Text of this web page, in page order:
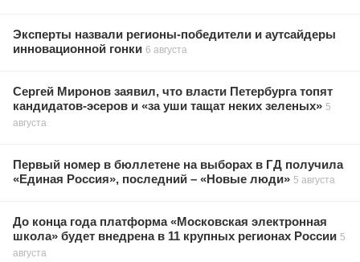
Эксперты назвали регионы-победители и аутсайдеры
инновационной гонки 6 августа
Сергей Миронов заявил, что власти Петербурга топят
кандидатов-эсеров и «за уши тащат неких зеленых» 5
августа
Первый номер в бюллетене на выборах в ГД получила
«Единая Россия», последний – «Новые люди» 5 августа
До конца года платформа «Московская электронная
школа» будет внедрена в 11 крупных регионах России 5
августа